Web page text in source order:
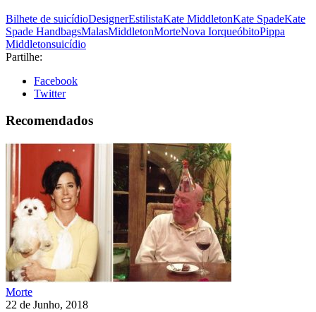
Bilhete de suicídioDesignerEstilistaKate MiddletonKate SpadeKate
Spade HandbagsMalasMiddletonMorteNova IorqueóbitoPippa
Middletonsuicídio
Partilhe:
Facebook
Twitter
Recomendados
Morte
22 de Junho, 2018